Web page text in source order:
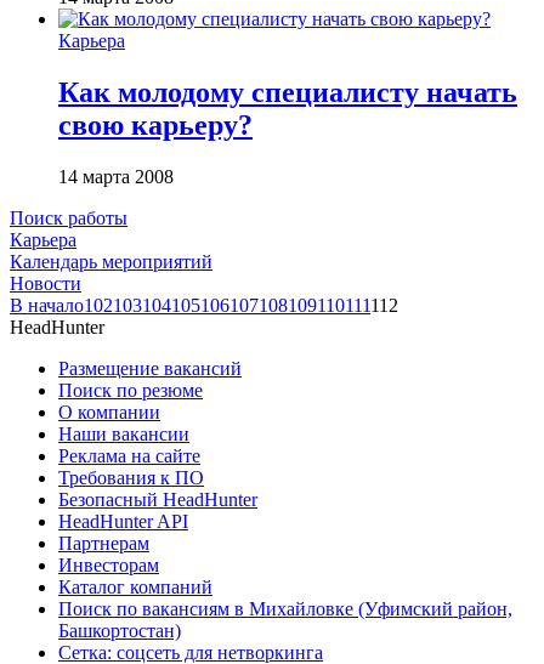
Карьера
Как молодому специалисту начать
свою карьеру?
14 марта 2008
Поиск работы
Карьера
Календарь мероприятий
Новости
В начало102103104105106107108109110111112
HeadHunter
Размещение вакансий
Поиск по резюме
О компании
Наши вакансии
Реклама на сайте
Требования к ПО
Безопасный HeadHunter
HeadHunter API
Партнерам
Инвесторам
Каталог компаний
Поиск по вакансиям в Михайловке (Уфимский район,
Башкортостан)
Сетка: соцсеть для нетворкинга